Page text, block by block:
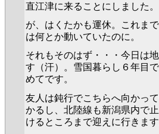
直江津に来ることにしました。
が、はくたかも運休。これま
は何とか動いていたのに。
それもそのはず・・・今日は
す（汗）。雪国暮らし６年目
めてです。
友人は鈍行でこちらへ向かっ
かるし、北陸線も新潟県内で
けるところまで迎えに行きます